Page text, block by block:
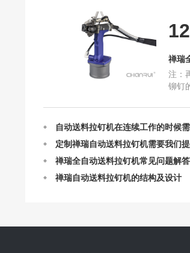
禅瑞
注：
铆钉
是平
禅瑞自动送料拉钉机的作业原理
自动送料拉钉机最快一分钟能打多
抽芯铆钉在使用中一些常见问题和原
禅瑞自动送料拉钉机选购指南全篇
国产铆钉机和进口铆钉机哪个比较好
定制禅瑞自动送料拉钉机需要我们
禅瑞全自动送料拉钉机常见问题解答
禅瑞自动送料拉钉机的结构及设计
禅瑞自动送料拉钉机的作业原理